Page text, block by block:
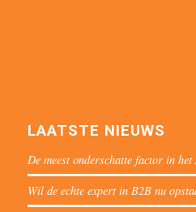
LAATSTE NIEUWS
De meest onderschatte factor in
Wil de echte expert in B2B nu